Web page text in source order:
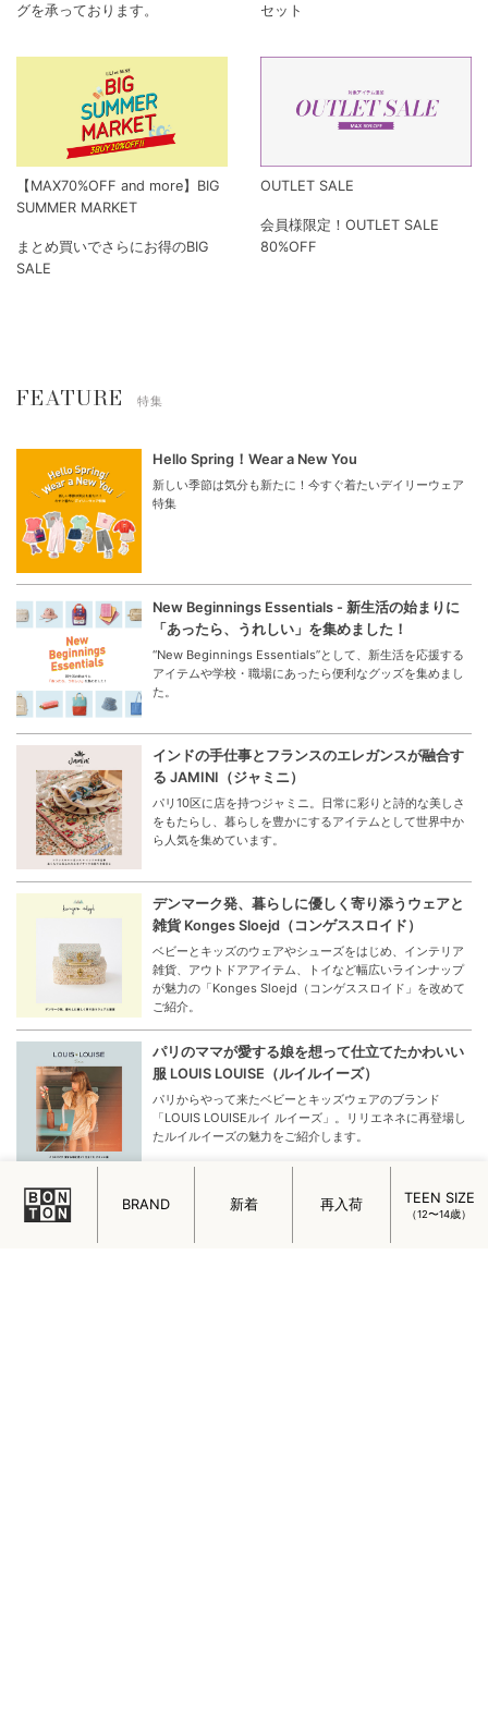
グを承っております。
セット
【MAX70%OFF and more】BIG
SUMMER MARKET
まとめ買いでさらにお得のBIG
SALE
OUTLET SALE
会員様限定！OUTLET SALE
80%OFF
FEATURE 特集
Hello Spring！Wear a New You
新しい季節は気分も新たに！今すぐ着たいデイリーウェア
特集
New Beginnings Essentials - 新生活の始まりに
「あったら、うれしい」を集めました！
“New Beginnings Essentials”として、新生活を応援する
アイテムや学校・職場にあったら便利なグッズを集めまし
た。
インドの手仕事とフランスのエレガンスが融合す
る JAMINI（ジャミニ）
パリ10区に店を持つジャミニ。日常に彩りと詩的な美しさ
をもたらし、暮らしを豊かにするアイテムとして世界中か
ら人気を集めています。
デンマーク発、暮らしに優しく寄り添うウェアと
雑貨 Konges Sloejd（コンゲススロイド）
ベビーとキッズのウェアやシューズをはじめ、インテリア
雑貨、アウトドアアイテム、トイなど幅広いラインナップ
が魅力の「Konges Sloejd（コンゲススロイド」を改めて
ご紹介。
パリのママが愛する娘を想って仕立てたかわいい
服 LOUIS LOUISE（ルイルイーズ）
パリからやって来たベビーとキッズウェアのブランド
「LOUIS LOUISEルイ ルイーズ」。リリエネネに再登場し
たルイルイーズの魅力をご紹介します。
GIFT OF NEW LIFE
新しい生活に彩りと楽しみを毎日を丁寧に暮らす女性に贈
りたい春のギフトをご案内します。
BRAND 新着 再入荷 TEEN SIZE
（12〜14歳）